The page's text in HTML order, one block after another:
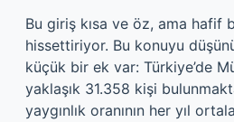
Bu giriş kısa ve öz, ama hafif
hissettiriyor. Bu konuyu
küçük bir ek var: Türkiye’de
yaklaşık 31.358 kişi
yaygınlık oranının her yıl